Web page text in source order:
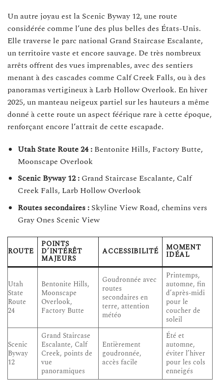
Un autre joyau est la Scenic Byway 12, une route
considérée comme l’une des plus belles des États-Unis.
Elle traverse le parc national Grand Staircase Escalante,
un territoire vaste et encore sauvage. De très nombreux
arrêts offrent des vues imprenables, avec des sentiers
menant à des cascades comme Calf Creek Falls, ou à des
panoramas vertigineux à Larb Hollow Overlook. En hiver
2025, un manteau neigeux partiel sur les hauteurs a même
donné à cette route un aspect féérique rare à cette époque,
renforçant encore l’attrait de cette escapade.
Utah State Route 24 :Bentonite Hills, Factory Butte,
Moonscape Overlook
Scenic Byway 12 :Grand Staircase Escalante, Calf
Creek Falls, Larb Hollow Overlook
Routes secondaires :Skyline View Road, chemins vers
Gray Ones Scenic View
ROUTE
POINTS
D’INTÉRÊT
MAJEURS
ACCESSIBILITÉ MOMENT
IDÉAL
Utah
State
Route
24
Bentonite Hills,
Moonscape
Overlook,
Factory Butte
Goudronnée avec
routes
secondaires en
terre, attention
météo
Printemps,
automne, fin
d’après-midi
pour le
coucher de
soleil
Scenic
Byway
12
Grand Staircase
Escalante, Calf
Creek, points de
vue
panoramiques
Entièrement
goudronnée,
accès facile
Été et
automne,
éviter l’hiver
pour les cols
enneigés